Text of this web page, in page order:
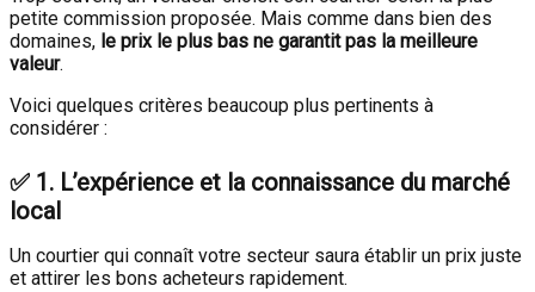
petite commission proposée. Mais comme dans bien des
domaines, le prix le plus bas ne garantit pas la meilleure
valeur.
Voici quelques critères beaucoup plus pertinents à
considérer :
✅ 1. L’expérience et la connaissance du marché
local
Un courtier qui connaît votre secteur saura établir un prix juste
et attirer les bons acheteurs rapidement.